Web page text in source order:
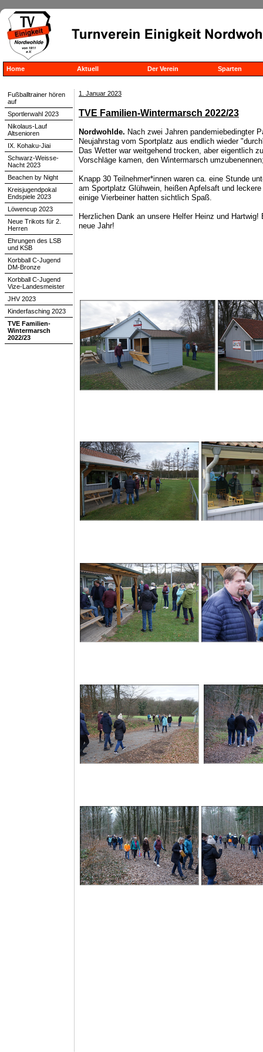
Home Aktuell Der Verein Sparten
1. Januar 2023
TVE Familien-Wintermarsch 2022/23
Nordwohlde. Nach zwei Jahren pandemiebedingter
Neujahrstag vom Sportplatz aus endlich wieder
Das Wetter war weitgehend trocken, aber eigentlich
Vorschläge kamen, den Wintermarsch
Knapp 30 Teilnehmer*innen waren ca. eine Stunde
am Sportplatz Glühwein, heißen Apfelsaft und
einige Vierbeiner hatten sichtlich Spaß.
Herzlichen Dank an unsere Helfer Heinz und Hartwig!
neue Jahr!
Fußballtrainer hören
auf
Sportlerwahl 2023
Nikolaus-Lauf
Altsenioren
IX. Kohaku-Jiai
Schwarz-Weisse-
Nacht 2023
Beachen by Night
Kreisjugendpokal
Endspiele 2023
Löwencup 2023
Neue Trikots für 2.
Herren
Ehrungen des LSB
und KSB
Korbball C-Jugend
DM-Bronze
Korbball C-Jugend
Vize-Landesmeister
JHV 2023
Kinderfasching 2023
TVE Familien-
Wintermarsch
2022/23